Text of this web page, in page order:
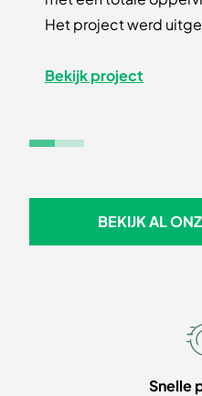
Het project werd
Bekijk project
BEKIJK AL
Snelle